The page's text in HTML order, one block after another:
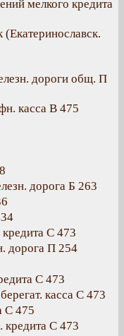
мелкого кредита
дороги общ. П
касса В 475
дорога Б 263
С 473
дорога П 254
С 473
касса С 473
С 475
кредита С 473